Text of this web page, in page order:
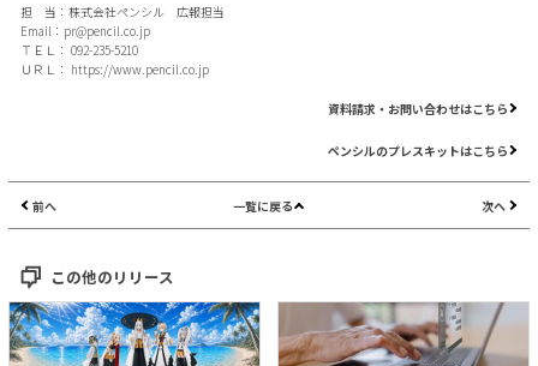
担 当：株式会社ペンシル 広報担当
Email： pr@pencil.co.jp
ＴＥＬ： 092-235-5210
ＵＲＬ： https://www.pencil.co.jp
資料請求・お問い合わせはこちら
ペンシルのプレスキットはこちら
前へ 一覧に戻る 次へ
この他のリリース